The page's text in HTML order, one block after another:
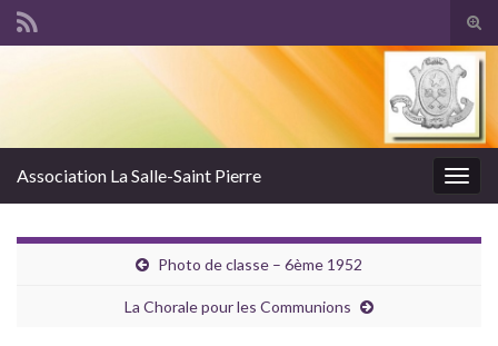
Association La Salle-Saint Pierre
Photo de classe – 6ème 1952
La Chorale pour les Communions